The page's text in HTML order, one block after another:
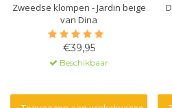
Zweedse klompen - Jardin beige
van Dina
€39,95
Beschikbaar